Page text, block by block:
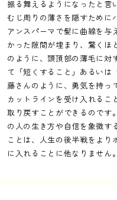
振る舞えるようになったと言
むじ周りの薄さを隠すために
アンスパーマで髪に曲線を与
かった隙間が埋まり、驚くほ
のように、頭頂部の薄毛に対
て「短くすること」あるいは
藤さんのように、勇気を持っ
カットラインを受け入れるこ
取り戻すことができるのです
の人の生き方や自信を象徴す
ことは、人生の後半戦をより
に入れることに他なりません。